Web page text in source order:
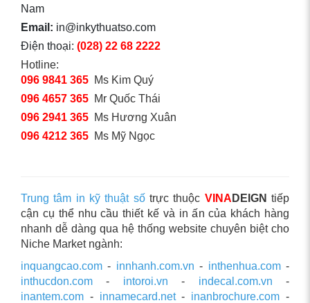
Nam
Email: in@inkythuatso.com
Điện thoại: (028) 22 68 2222
Hotline:
096 9841 365 Ms Kim Quý
096 4657 365 Mr Quốc Thái
096 2941 365 Ms Hương Xuân
096 4212 365 Ms Mỹ Ngọc
Trung tâm in kỹ thuật sốtrực thuộc VINA DEIGN tiếp
cận cụ thể nhu cầu thiết kế và in ấn của khách hàng
nhanh dễ dàng qua hệ thống website chuyên biệt cho
Niche Market ngành:
inquangcao.com - innhanh.com.vn - inthenhua.com-
inthucdon.com - intoroi.vn - indecal.com.vn -
inantem.com - innamecard.net- inanbrochure.com -